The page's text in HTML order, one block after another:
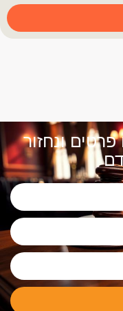
ונחזור